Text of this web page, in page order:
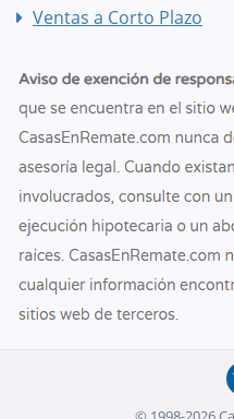
Ventas a Corto Plazo